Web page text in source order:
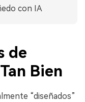
con IA
de
Bien
“diseñados”